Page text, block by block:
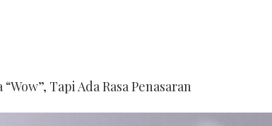
Tapi Ada Rasa Penasaran